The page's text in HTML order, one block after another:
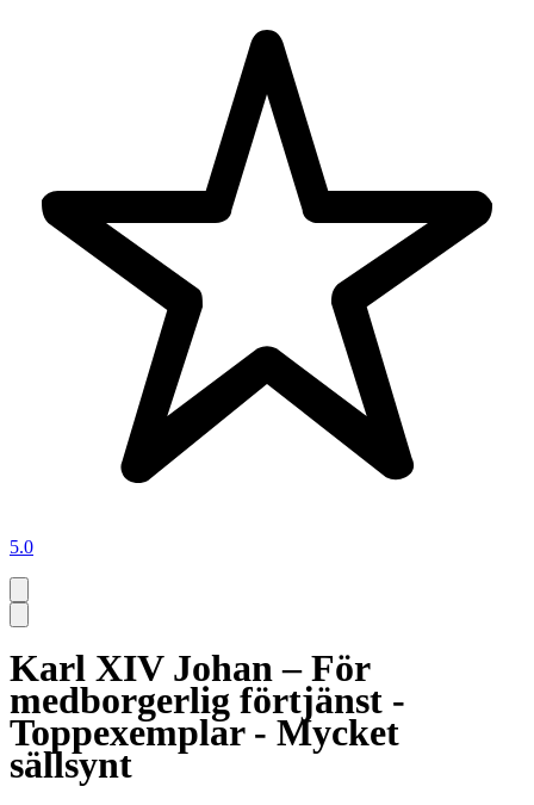
5.0
Karl XIV Johan – För
medborgerlig förtjänst -
Toppexemplar - Mycket
sällsynt